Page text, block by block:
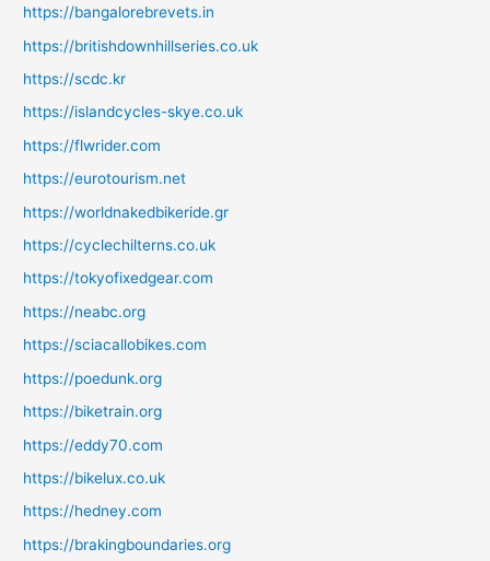
https://bangalorebrevets.in
https://britishdownhillseries.co.uk
https://scdc.kr
https://islandcycles-skye.co.uk
https://flwrider.com
https://eurotourism.net
https://worldnakedbikeride.gr
https://cyclechilterns.co.uk
https://tokyofixedgear.com
https://neabc.org
https://sciacallobikes.com
https://poedunk.org
https://biketrain.org
https://eddy70.com
https://bikelux.co.uk
https://hedney.com
https://brakingboundaries.org